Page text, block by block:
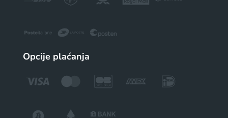
Opcije plaćanja